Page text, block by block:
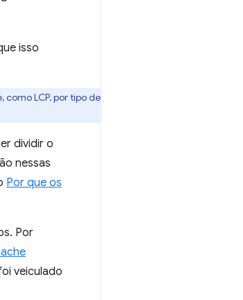
isso
como LCP, por tipo de
dividir o
nessas
Por que os
Por
veiculado